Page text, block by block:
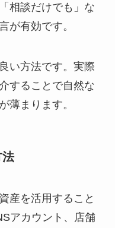
相談だけでも」な
が有効です。
い方法です。実際
することで自然な
薄まります。
法
産を活用すること
アカウント、店舗